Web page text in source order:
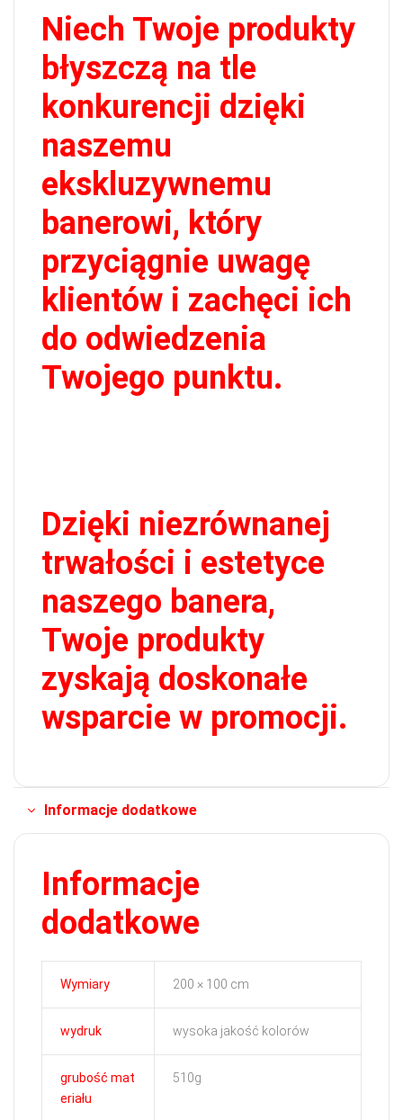
Niech Twoje produkty
błyszczą na tle
konkurencji dzięki
naszemu
ekskluzywnemu
banerowi, który
przyciągnie uwagę
klientów i zachęci ich
do odwiedzenia
Twojego punktu.
Dzięki niezrównanej
trwałości i estetyce
naszego banera,
Twoje produkty
zyskają doskonałe
wsparcie w promocji.
Informacje dodatkowe
Informacje
dodatkowe
Wymiary 200 × 100 cm
wydruk wysoka jakość kolorów
grubość mat
eriału
510g